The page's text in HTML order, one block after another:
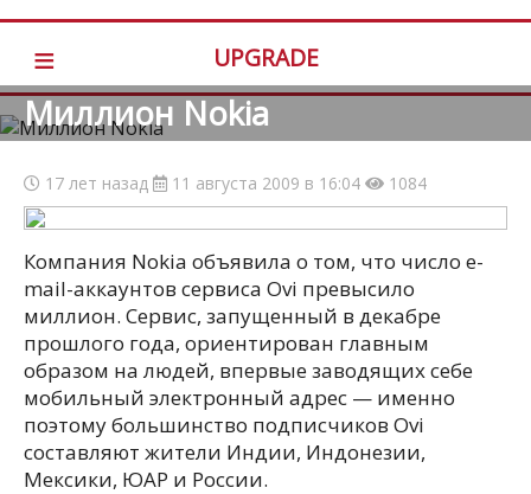
≡ UPGRADE
Миллион Nokia
17 лет назад 11 августа 2009 в 16:04 1084
Компания Nokia объявила о том, что число e-
mail-аккаунтов сервиса Ovi превысило
миллион. Сервис, запущенный в декабре
прошлого года, ориентирован главным
образом на людей, впервые заводящих себе
мобильный электронный адрес — именно
поэтому большинство подписчиков Ovi
составляют жители Индии, Индонезии,
Мексики, ЮАР и России.